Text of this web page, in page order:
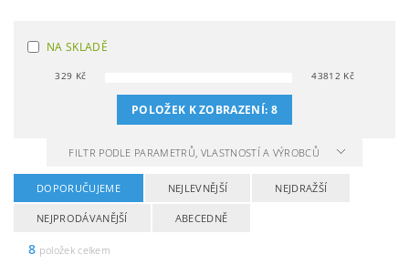
NA SKLADĚ
329 Kč 43812 Kč
POLOŽEK K ZOBRAZENÍ: 8
FILTR PODLE PARAMETRŮ, VLASTNOSTÍ A VÝROBCŮ
DOPORUČUJEME NEJLEVNĚJŠÍ NEJDRAŽŠÍ
NEJPRODÁVANĚJŠÍ ABECEDNĚ
8 položek celkem